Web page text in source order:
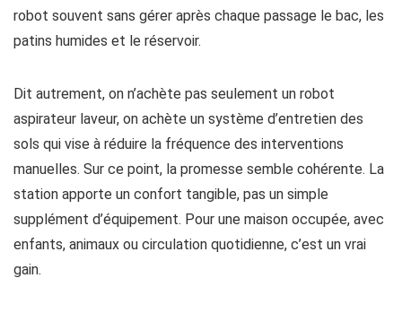
robot souvent sans gérer après chaque passage le bac, les
patins humides et le réservoir.
Dit autrement, on n’achète pas seulement un robot
aspirateur laveur, on achète un système d’entretien des
sols qui vise à réduire la fréquence des interventions
manuelles. Sur ce point, la promesse semble cohérente. La
station apporte un confort tangible, pas un simple
supplément d’équipement. Pour une maison occupée, avec
enfants, animaux ou circulation quotidienne, c’est un vrai
gain.